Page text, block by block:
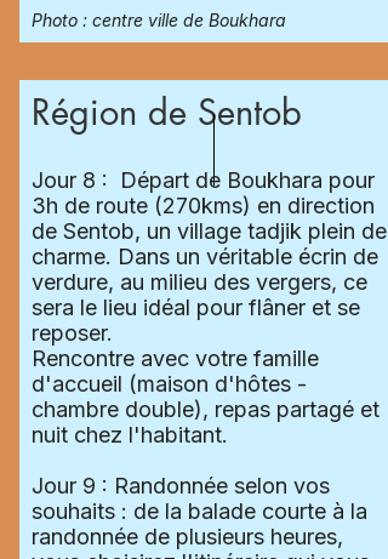
Photo : centre ville de Boukhara
Région de Sentob
Jour 8 : Départ de Boukhara pour
3h de route (270kms) en direction
de Sentob, un village tadjik plein de
charme. Dans un véritable écrin de
verdure, au milieu des vergers, ce
sera le lieu idéal pour flâner et se
reposer.
Rencontre avec votre famille
d'accueil (maison d'hôtes -
chambre double), repas partagé et
nuit chez l'habitant.
Jour 9 : Randonnée selon vos
souhaits : de la balade courte à la
randonnée de plusieurs heures,